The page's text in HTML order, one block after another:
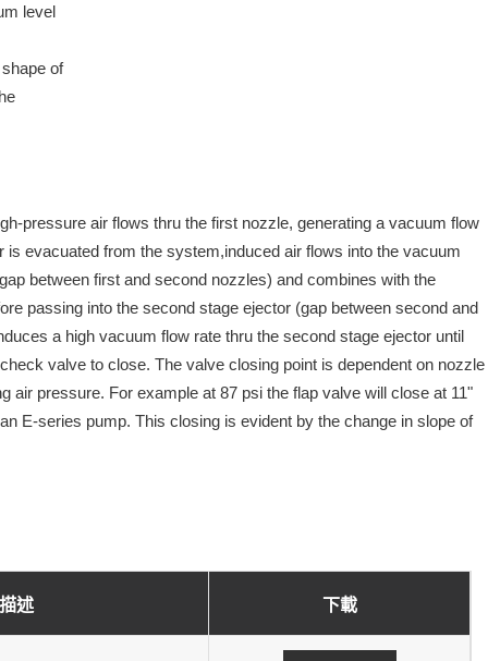
level
of
pressure air flows thru the first nozzle, generating a vacuum flow
evacuated from the system,induced air flows into the vacuum
between first and second nozzles) and combines with the
passing into the second stage ejector (gap between second and
a high vacuum flow rate thru the second stage ejector until
valve to close. The valve closing point is dependent on nozzle
air pressure. For example at 87 psi the flap valve will close at 11"
E-series pump. This closing is evident by the change in slope of
述 下載